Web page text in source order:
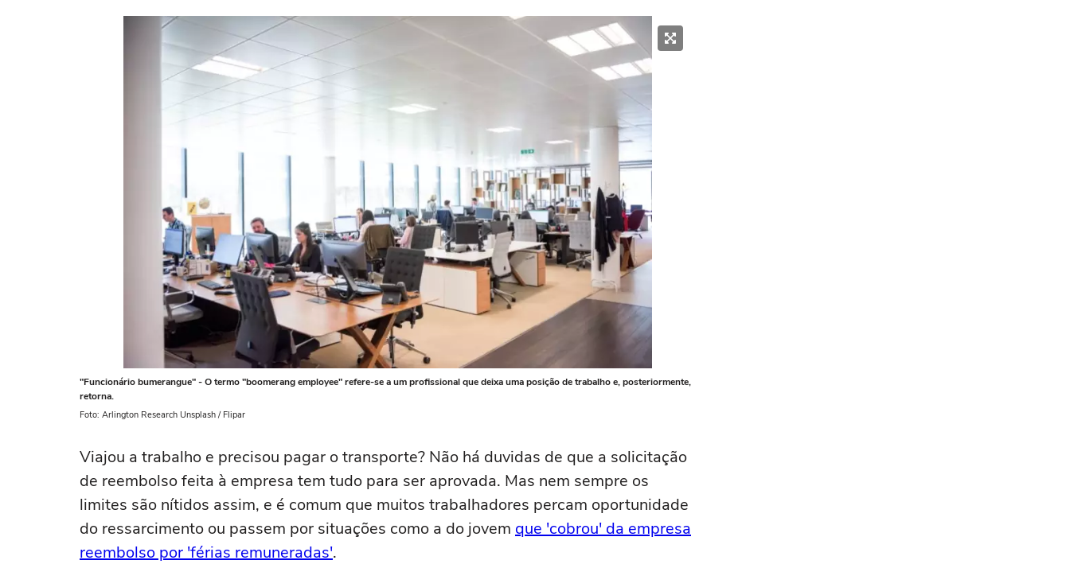
"Funcionário bumerangue" - O termo "boomerang employee" refere-se a um profissional que deixa uma posição de trabalho e, posteriormente,
retorna.
Foto: Arlington Research Unsplash / Flipar
Viajou a trabalho e precisou pagar o transporte? Não há duvidas de que a solicitação
de reembolso feita à empresa tem tudo para ser aprovada. Mas nem sempre os
limites são nítidos assim, e é comum que muitos trabalhadores percam oportunidade
do ressarcimento ou passem por situações como a do jovem que 'cobrou' da empresa
reembolso por 'férias remuneradas'.